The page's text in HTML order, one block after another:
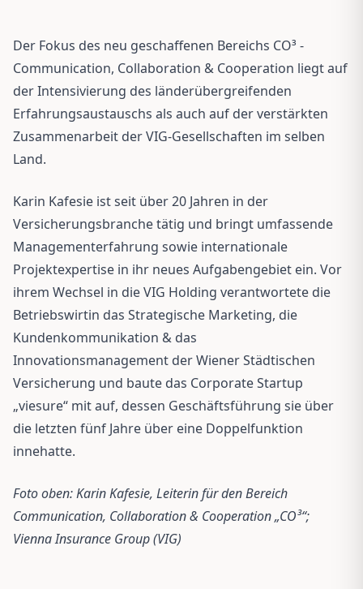
Der Fokus des neu geschaffenen Bereichs CO³ -
Communication, Collaboration & Cooperation liegt auf
der Intensivierung des länderübergreifenden
Erfahrungsaustauschs als auch auf der verstärkten
Zusammenarbeit der VIG-Gesellschaften im selben
Land.
Karin Kafesie ist seit über 20 Jahren in der
Versicherungsbranche tätig und bringt umfassende
Managementerfahrung sowie internationale
Projektexpertise in ihr neues Aufgabengebiet ein. Vor
ihrem Wechsel in die VIG Holding verantwortete die
Betriebswirtin das Strategische Marketing, die
Kundenkommunikation & das
Innovationsmanagement der Wiener Städtischen
Versicherung und baute das Corporate Startup
„viesure“ mit auf, dessen Geschäftsführung sie über
die letzten fünf Jahre über eine Doppelfunktion
innehatte.
Foto oben: Karin Kafesie, Leiterin für den Bereich
Communication, Collaboration & Cooperation „CO³“;
Vienna Insurance Group (VIG)